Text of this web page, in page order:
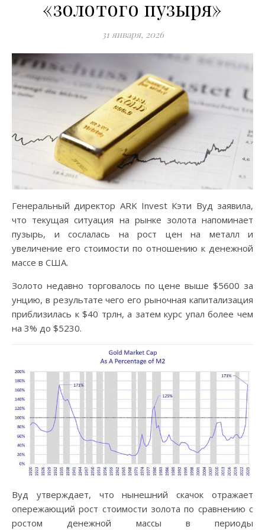
«золотого пузыря»
31 января, 2026
Генеральный директор ARK Invest Кэти Вуд заявила,
что текущая ситуация на рынке золота напоминает
пузырь, и сослалась на рост цен на металл и
увеличение его стоимости по отношению к денежной
массе в США.
Золото недавно торговалось по цене выше $5600 за
унцию, в результате чего его рыночная капитализация
приблизилась к $40 трлн, а затем курс упал более чем
на 3% до $5230.
Вуд утверждает, что нынешний скачок отражает
опережающий рост стоимости золота по сравнению с
ростом денежной массы в периоды